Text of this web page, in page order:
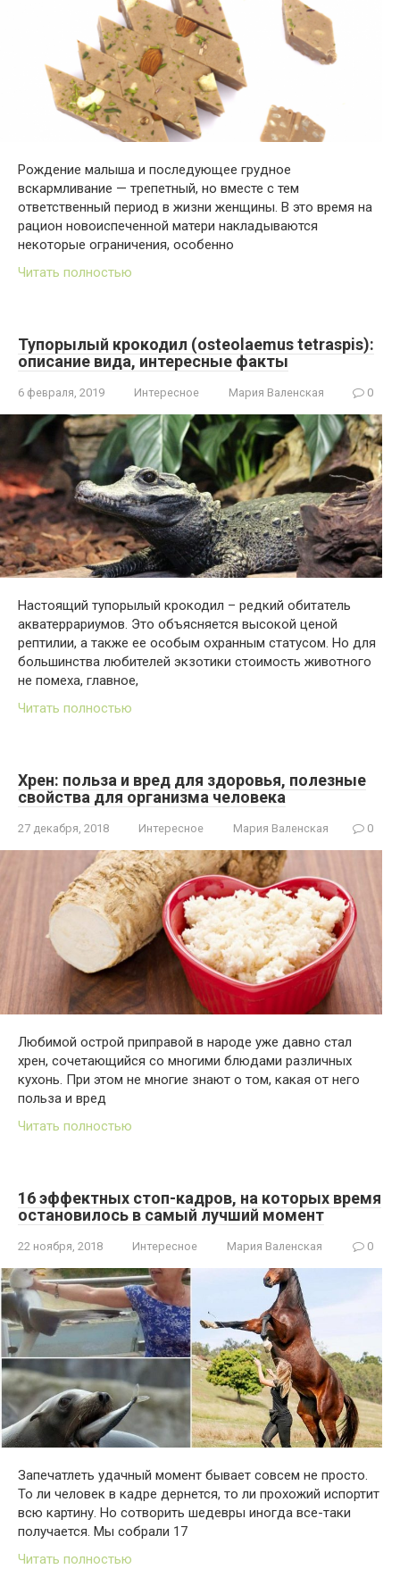
Рождение малыша и последующее грудное
вскармливание — трепетный, но вместе с тем
ответственный период в жизни женщины. В это время на
рацион новоиспеченной матери накладываются
некоторые ограничения, особенно
Читать полностью
Тупорылый крокодил (osteolaemus tetraspis):
описание вида, интересные факты
6 февраля, 2019 Интересное Мария Валенская 0
Настоящий тупорылый крокодил – редкий обитатель
акватеррариумов. Это объясняется высокой ценой
рептилии, а также ее особым охранным статусом. Но для
большинства любителей экзотики стоимость животного
не помеха, главное,
Читать полностью
Хрен: польза и вред для здоровья, полезные
свойства для организма человека
27 декабря, 2018 Интересное Мария Валенская 0
Любимой острой приправой в народе уже давно стал
хрен, сочетающийся со многими блюдами различных
кухонь. При этом не многие знают о том, какая от него
польза и вред
Читать полностью
16 эффектных стоп-кадров, на которых время
остановилось в самый лучший момент
22 ноября, 2018 Интересное Мария Валенская 0
Запечатлеть удачный момент бывает совсем не просто.
То ли человек в кадре дернется, то ли прохожий испортит
всю картину. Но сотворить шедевры иногда все-таки
получается. Мы собрали 17
Читать полностью